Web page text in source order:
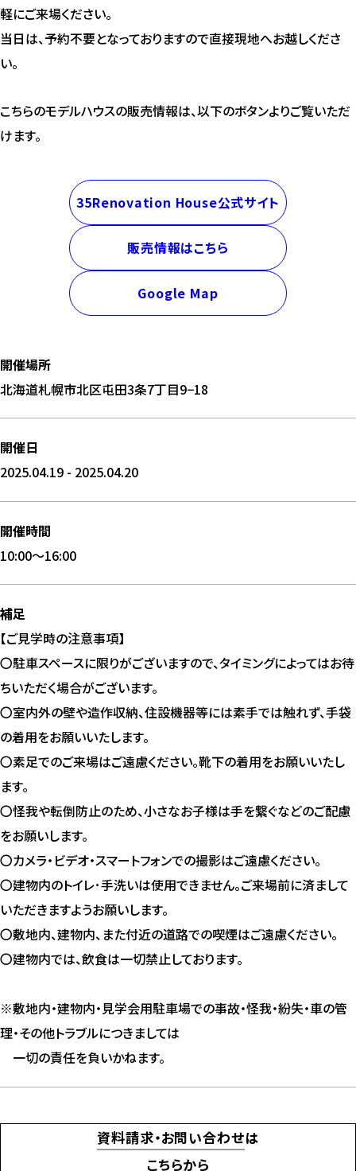
軽にご来場ください。
当日は、予約不要となっておりますので直接現地へお越しくださ
い。
こちらのモデルハウスの販売情報は、以下のボタンよりご覧いただ
けます。
35Renovation House公式サイト
販売情報はこちら
Google Map
開催場所
北海道札幌市北区屯田3条7丁目9−18
開催日
2025.04.19 - 2025.04.20
開催時間
10:00〜16:00
補足
【ご見学時の注意事項】
〇駐車スペースに限りがございますので、タイミングによってはお待
ちいただく場合がございます。
〇室内外の壁や造作収納、住設機器等には素手では触れず、手袋
の着用をお願いいたします。
〇素足でのご来場はご遠慮ください。靴下の着用をお願いいたし
ます。
〇怪我や転倒防止のため、小さなお子様は手を繋ぐなどのご配慮
をお願いします。
〇カメラ・ビデオ・スマートフォンでの撮影はご遠慮ください。
〇建物内のトイレ･手洗いは使用できません。ご来場前に済まして
いただきますようお願いします。
〇敷地内、建物内、また付近の道路での喫煙はご遠慮ください。
〇建物内では、飲食は一切禁止しております。
※敷地内・建物内・見学会用駐車場での事故・怪我・紛失・車の管
理・その他トラブルにつきましては
一切の責任を負いかねます。
資料請求・お問い合わせは
こちらから